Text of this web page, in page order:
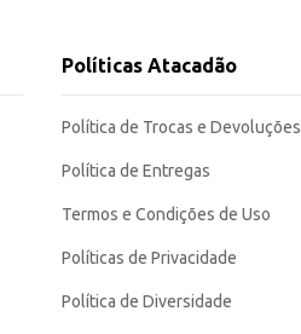
Políticas Atacadão
Política de Trocas e Devoluções
Política de Entregas
Termos e Condições de Uso
Políticas de Privacidade
Política de Diversidade